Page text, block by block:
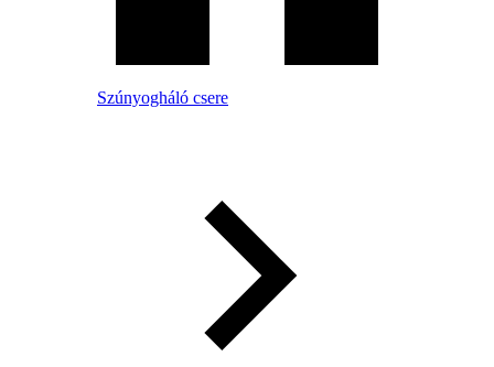
Szúnyogháló csere